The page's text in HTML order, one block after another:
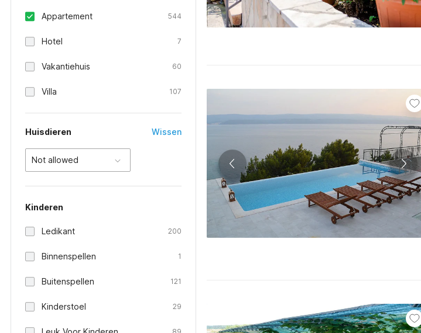
Appartement 544
Hotel 7
Vakantiehuis 60
Villa 107
Huisdieren Wissen
Not allowed
Kinderen
Ledikant 200
Binnenspellen 1
Buitenspellen 121
Kinderstoel 29